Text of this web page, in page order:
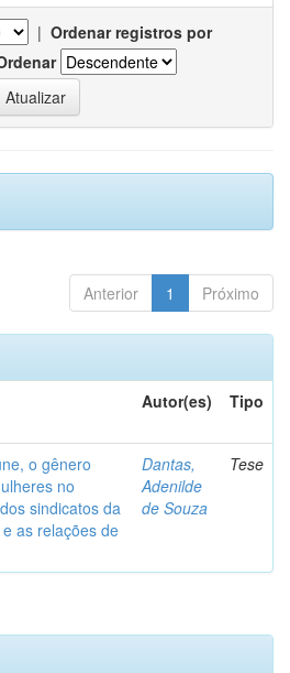
| Ordenar registros por
Anterior 1 Próximo
Autor(es) Tipo
o gênero
no
sindicatos da
as relações de
Dantas,
Adenilde
de Souza
Tese